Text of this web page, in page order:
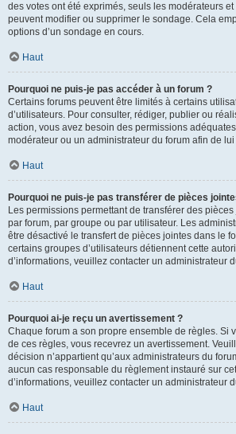
des votes ont été exprimés, seuls les modérateurs
peuvent modifier ou supprimer le sondage. Cela
options d’un sondage en cours.
Haut
Pourquoi ne puis-je pas accéder à un forum ?
Certains forums peuvent être limités à certains
d’utilisateurs. Pour consulter, rédiger, publier ou
action, vous avez besoin des permissions
modérateur ou un administrateur du forum afin de
Haut
Pourquoi ne puis-je pas transférer de pièces
Les permissions permettant de transférer des
par forum, par groupe ou par utilisateur. Les
être désactivé le transfert de pièces jointes dans le
certains groupes d’utilisateurs détiennent cette
d’informations, veuillez contacter un administrateur
Haut
Pourquoi ai-je reçu un avertissement ?
Chaque forum a son propre ensemble de règles. Si
de ces règles, vous recevrez un avertissement.
décision n’appartient qu’aux administrateurs du
aucun cas responsable du règlement instauré sur
d’informations, veuillez contacter un administrateur
Haut